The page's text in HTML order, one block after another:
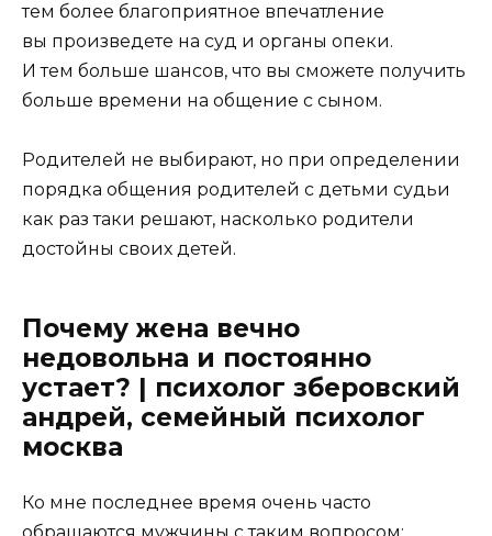
тем более благоприятное впечатление
вы произведете на суд и органы опеки.
И тем больше шансов, что вы сможете получить
больше времени на общение с сыном.
Родителей не выбирают, но при определении
порядка общения родителей с детьми судьи
как раз таки решают, насколько родители
достойны своих детей.
Почему жена вечно
недовольна и постоянно
устает? | психолог зберовский
андрей, семейный психолог
москва
Ко мне последнее время очень часто